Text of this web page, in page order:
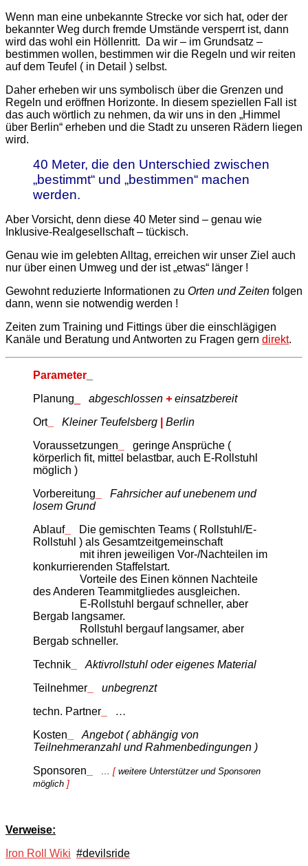
Wenn man eine unbekannte Strecke vor sich hat, oder der
bekannter Weg durch fremde Umstände versperrt ist, dann
wird das wohl ein Höllenritt. Da wir – im Grundsatz –
bestimmen wollen, bestimmen wir die Regeln und wir reiten
auf dem Teufel ( in Detail ) selbst.
Daher erheben wir uns symbolisch über die Grenzen und
Regeln und eröffnen Horizonte. In diesem speziellen Fall ist
das auch wörtlich zu nehmen, da wir uns in den „Himmel
über Berlin“ erheben und die Stadt zu unseren Rädern liegen
wird.
40 Meter, die den Unterschied zwischen
„bestimmt“ und „bestimmen“ machen
werden.
Aber Vorsicht, denn diese 40 Meter sind – genau wie
Inklusive-Realgesellschaft – tückisch.
Genau wie im gelebten Alltag, erreichen wir unser Ziel auch
nur über einen Umweg und der ist „etwas“ länger !
Gewohnt reduzierte Informationen zu Orten und Zeiten folgen
dann, wenn sie notwendig werden !
Zeiten zum Training und Fittings über die einschlägigen
Kanäle und Beratung und Antworten zu Fragen gern direkt.
Parameter
Planung
abgeschlossen + einsatzbereit
Ort_ Kleiner Teufelsberg
Berlin
Voraussetzungen
geringe Ansprüche (
körperlich fit, mittel belastbar, auch E-Rollstuhl
möglich )
Vorbereitung
Fahrsicher auf unebenem und
losem Grund
Ablauf_
Die gemischten Teams ( Rollstuhl/E-
Rollstuhl ) als Gesamtzeitgemeinschaft
mit ihren jeweiligen Vor-/Nachteilen im
konkurrierenden Staffelstart.
Vorteile des Einen können Nachteile
des Anderen Teammitgliedes ausgleichen.
E-Rollstuhl bergauf schneller, aber
Bergab langsamer.
Rollstuhl bergauf langsamer, aber
Bergab schneller.
Technik
Aktivrollstuhl oder eigenes Material
Teilnehmer
unbegrenzt
techn. Partner
…
Kosten
Angebot ( abhängig von
Teilnehmeranzahl und Rahmenbedingungen )
Sponsoren
… [ weitere Unterstützer und Sponsoren
möglich ]
Verweise:
Iron Roll Wiki #devilsride